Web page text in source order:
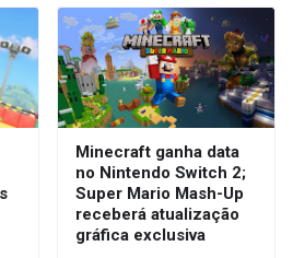
Minecraft ganha data
no Nintendo Switch 2;
Super Mario Mash-Up
receberá atualização
gráfica exclusiva